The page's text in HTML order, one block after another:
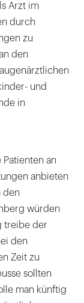
Arzt im
durch
zu
den
und
in
an
anbieten
den
würden
treibe der
den
Zeit zu
sollten
man künftig